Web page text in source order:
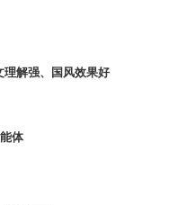
解强、国风效果好
体